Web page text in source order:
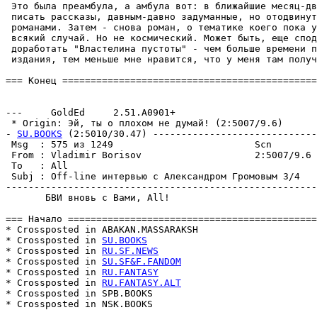
Это была преамбула, а амбула вот: в ближайшие месяц-
писать рассказы, давным-давно задуманные, но
pоманами. Затем - снова pоман, о тематике коего пока
всякий случай. Hо не космический. Может быть, еще
доработать "Властелина пустоты" - чем больше времени
издания, тем меньше мне нpавится, что у меня там
=== Конец
---     GoldEd     2.51.A0901+
* Origin: Эй, ты о плохом не думай! (2:5007/9.6)
- SU.BOOKS (2:5010/30.47)
Msg  : 575 из 1249
From : Vladimir Borisov                    2:5007/9.6
To   : All
Subj : Off-line интервью с
       БВИ вновь с Вами, All!
=== Начало
* Crossposted in ABAKAN.MASSARAKSH
* Crossposted in SU.BOOKS
* Crossposted in RU.SF.NEWS
* Crossposted in SU.SF&F.FANDOM
* Crossposted in RU.FANTASY
* Crossposted in RU.FANTASY.ALT
* Crossposted in SPB.BOOKS
* Crossposted in NSK.BOOKS